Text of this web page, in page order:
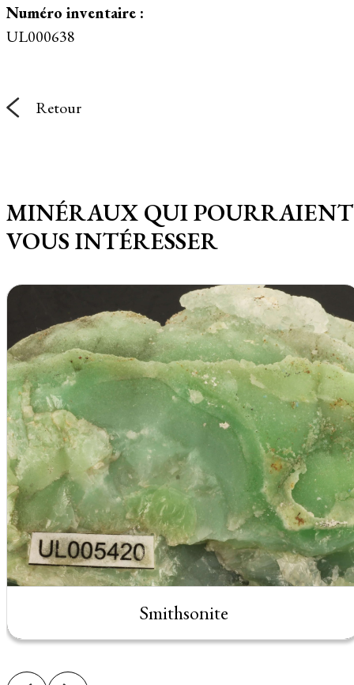
Numéro inventaire :
UL000638
Retour
MINÉRAUX QUI POURRAIENT
VOUS INTÉRESSER
Smithsonite